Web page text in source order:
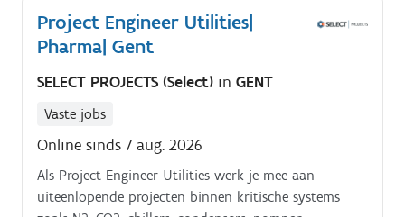
Project Engineer Utilities|
Pharma| Gent
SELECT PROJECTS (Select) in GENT
Vaste jobs
Online sinds 7 aug. 2026
Als Project Engineer Utilities werk je mee aan
uiteenlopende projecten binnen kritische systems